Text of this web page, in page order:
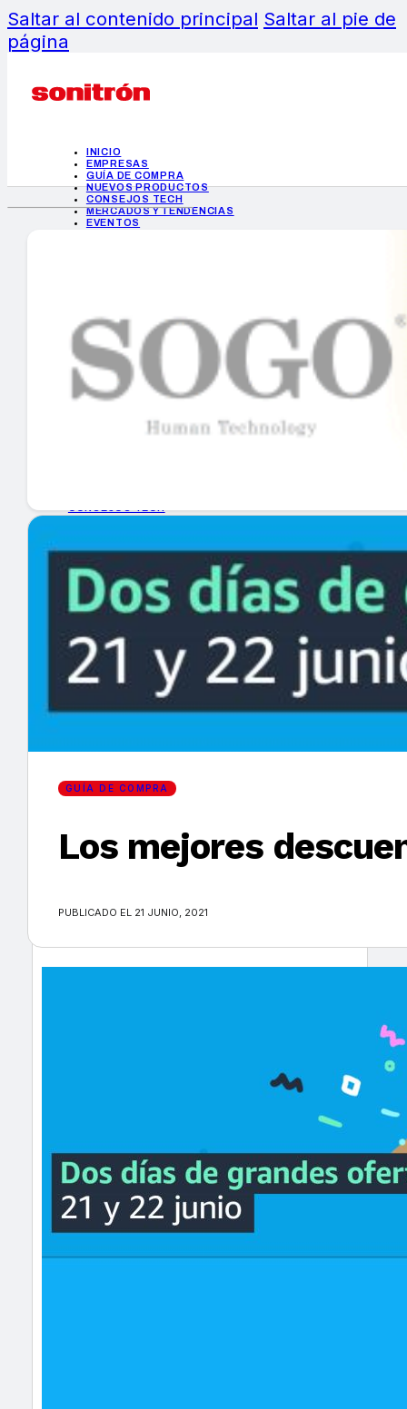
Saltar al contenido principal Saltar al pie de
página
INICIO
EMPRESAS
GUÍA DE COMPRA
NUEVOS PRODUCTOS
CONSEJOS TECH
MERCADOS Y TENDENCIAS
EVENTOS
INICIO
EMPRESAS
GUÍA DE COMPRA
MERCADOS Y TENDENCIAS
EVENTOS
Encuentra tu noticia
GUÍA DE COMPRA
Los mejores
PUBLICADO EL 21 JUNIO, 2021